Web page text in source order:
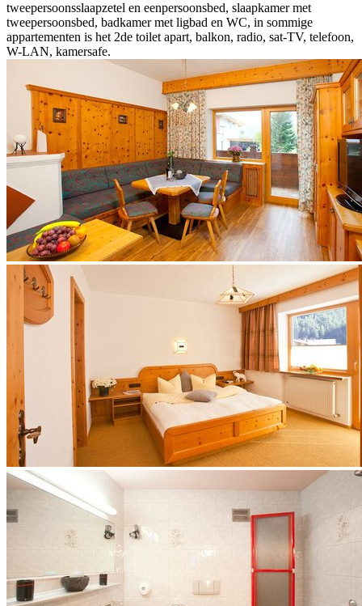
tweepersoonsslaapzetel en eenpersoonsbed, slaapkamer met
tweepersoonsbed, badkamer met ligbad en WC, in sommige
appartementen is het 2de toilet apart, balkon, radio, sat-TV, telefoon,
W-LAN, kamersafe.